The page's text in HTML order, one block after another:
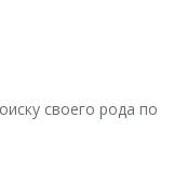
своего рода по